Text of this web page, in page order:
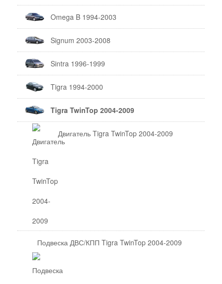
Omega B 1994-2003
Signum 2003-2008
Sintra 1996-1999
Tigra 1994-2000
Tigra TwinTop 2004-2009
Двигатель Tigra TwinTop 2004-2009
Подвеска ДВС/КПП Tigra TwinTop 2004-2009